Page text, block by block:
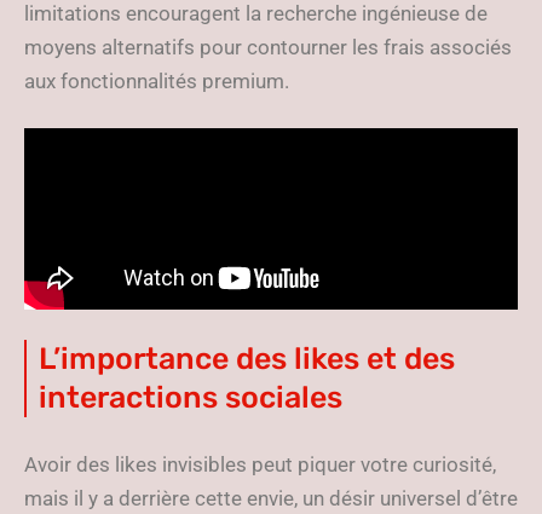
limitations encouragent la recherche ingénieuse de
moyens alternatifs pour contourner les frais associés
aux fonctionnalités premium.
L’importance des likes et des
interactions sociales
Avoir des likes invisibles peut piquer votre curiosité,
mais il y a derrière cette envie, un désir universel d’être